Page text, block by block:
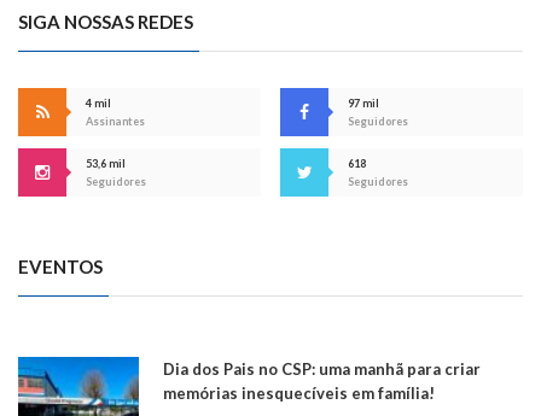
SIGA NOSSAS REDES
4 mil
Assinantes
97 mil
Seguidores
53,6 mil
Seguidores
618
Seguidores
EVENTOS
Dia dos Pais no CSP: uma manhã para criar
memórias inesquecíveis em família!